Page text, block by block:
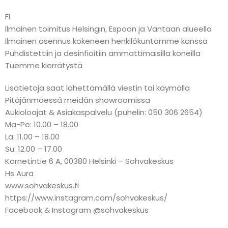
FI
Ilmainen toimitus Helsingin, Espoon ja Vantaan alueella
Ilmainen asennus kokeneen henkilökuntamme kanssa
Puhdistettiin ja desinfioitiin ammattimaisilla koneilla
Tuemme kierrätystä
Lisätietoja saat lähettämällä viestin tai käymällä
Pitäjänmäessä meidän showroomissa
Aukioloajat & Asiakaspalvelu (puhelin: 050 306 2654)
Ma-Pe: 10.00 – 18.00
La: 11.00 – 18.00
Su: 12.00 – 17.00
Kornetintie 6 A, 00380 Helsinki – Sohvakeskus
Hs Aura
www.sohvakeskus.fi
https://www.instagram.com/sohvakeskus/
Facebook & Instagram @sohvakeskus